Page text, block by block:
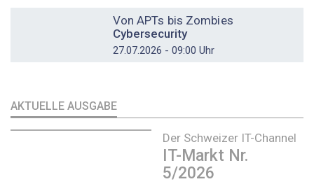
Von APTs bis Zombies
Cybersecurity
27.07.2026 - 09:00 Uhr
AKTUELLE AUSGABE
Der Schweizer IT-Channel
IT-Markt Nr.
5/2026